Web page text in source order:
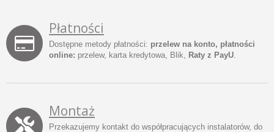
Płatności
Dostępne metody płatności: przelew na konto, płatności
online: przelew, karta kredytowa, Blik, Raty z PayU.
Montaż
Przekazujemy kontakt do współpracujących instalatorów, do